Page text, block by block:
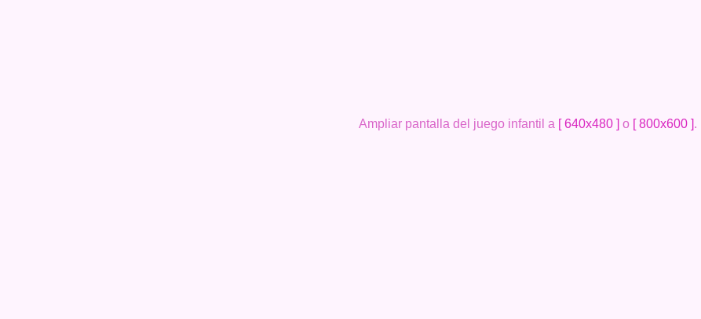
Ampliar pantalla del juego infantil a [ 640x480 ] o [ 800x600 ].